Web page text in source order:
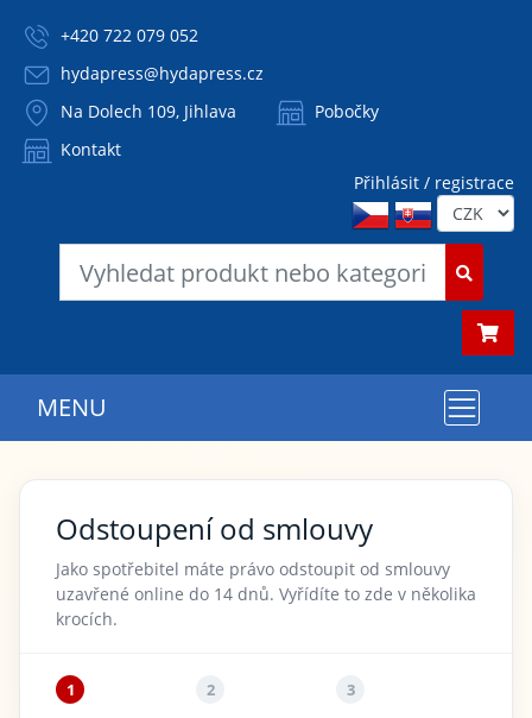
+420 722 079 052
hydapress@hydapress.cz
Na Dolech 109, Jihlava
Pobočky
Kontakt
Přihlásit / registrace
MENU
Odstoupení od smlouvy
Jako spotřebitel máte právo odstoupit od smlouvy
uzavřené online do 14 dnů. Vyřídíte to zde v několika
krocích.
1 2 3